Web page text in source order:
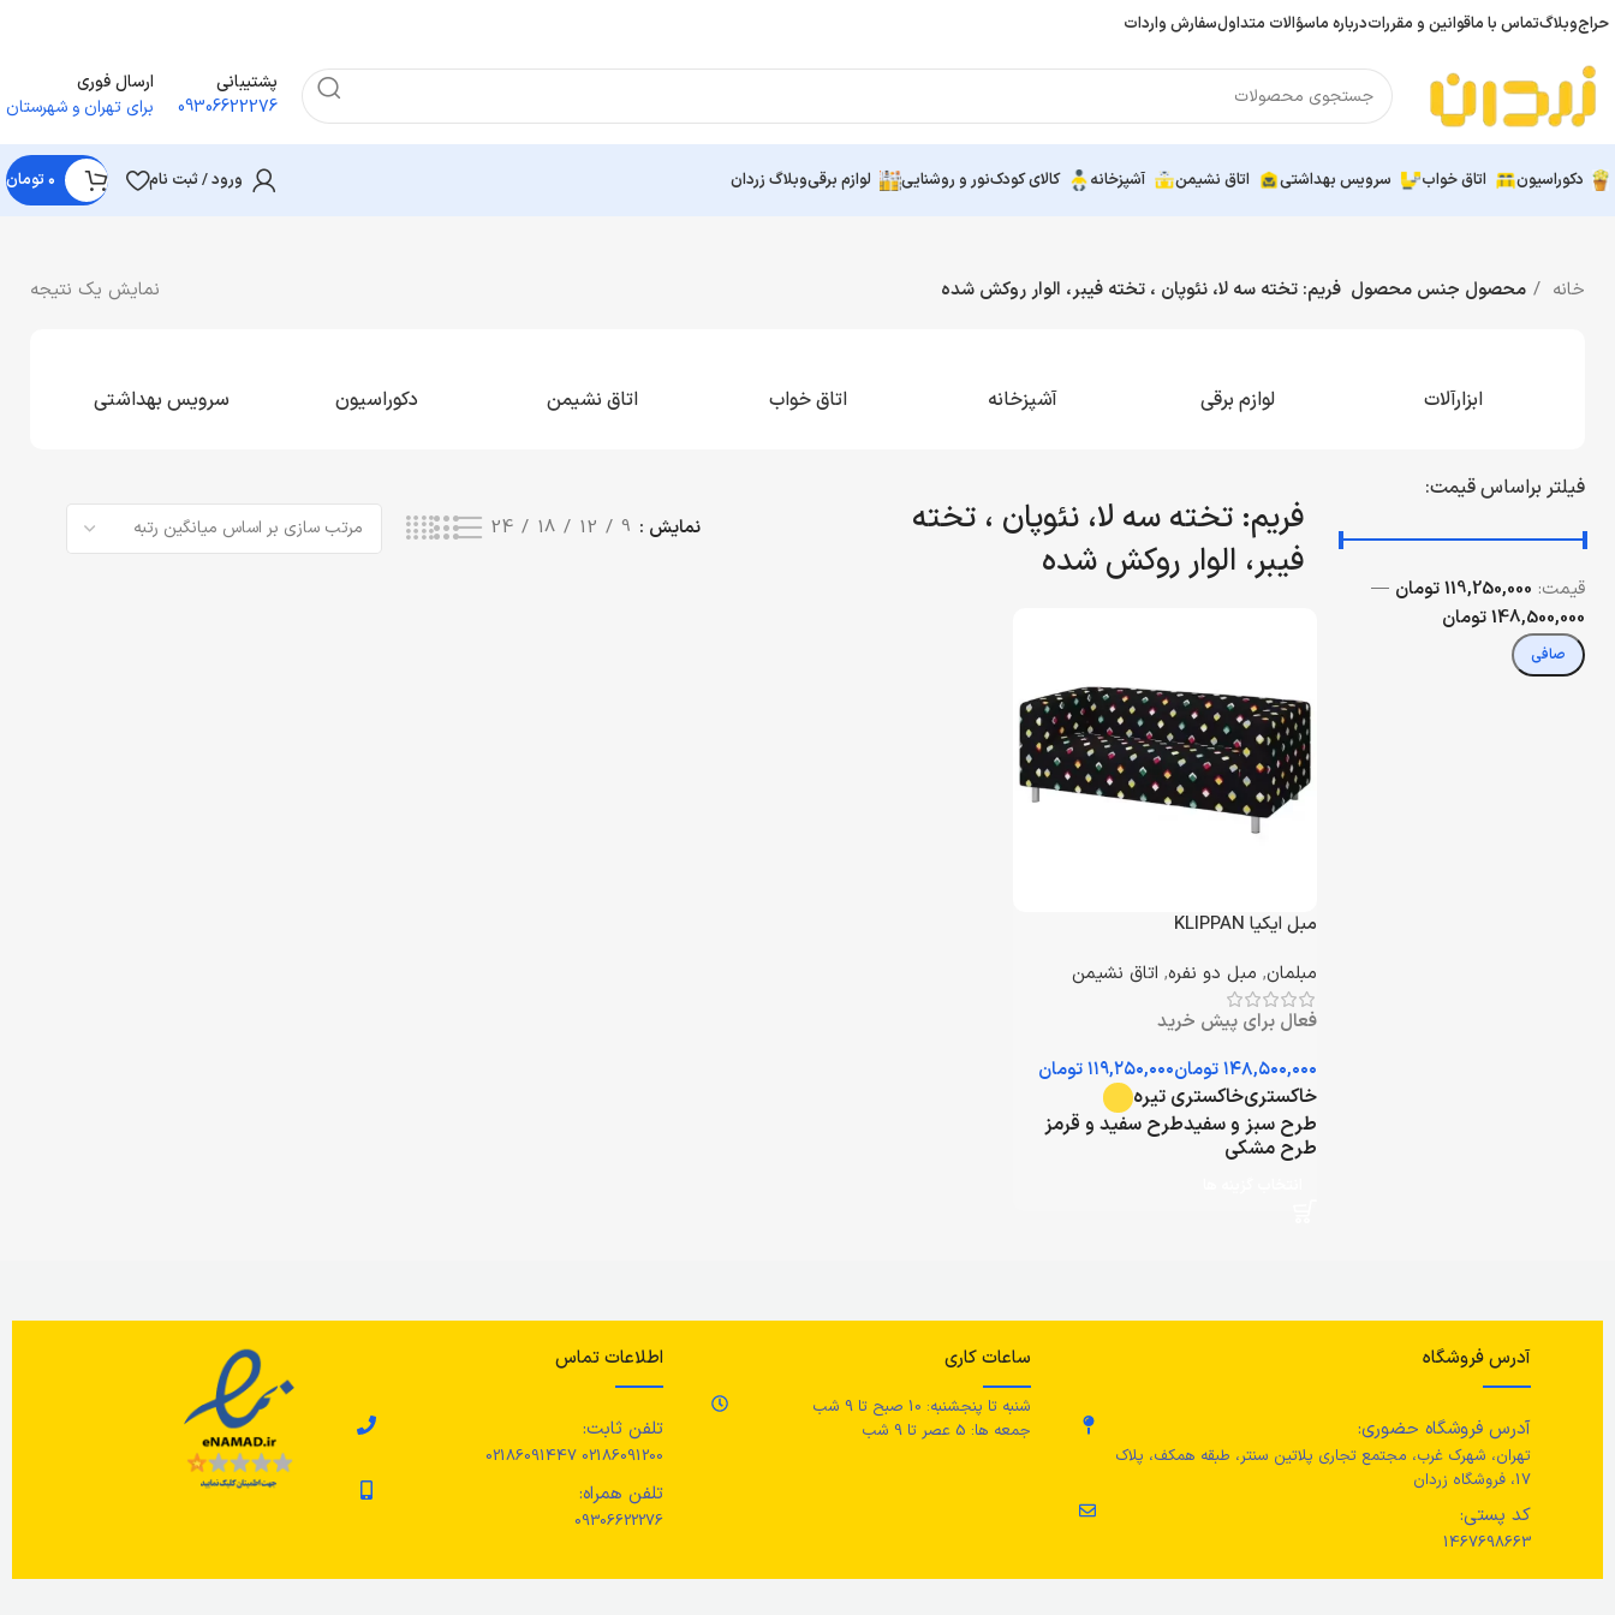
حراجوبلاگتماس با ماقوانین و مقرراتدرباره ماسؤالات متداولسفارش واردات
پشتیبانی
09306622276
ارسال فوری
برای تهران و شهرستان
دکوراسیون اتاق خواب سرویس بهداشتی اتاق نشیمن آشپزخانه کالای کودکنور و روشنایی لوازم برقیوبلاگ زردان ورود / ثبت نام ۰تومان
خانه محصول جنس محصول فریم: تخته سه لا، نئوپان ، تخته فیبر، الوار روکش شده نمایش یک نتیجه
ابزارآلات لوازم برقی آشپزخانه اتاق خواب اتاق نشیمن دکوراسیون سرویس بهداشتی
فیلتر براساس قیمت:
صافی
قيمت: 119,250,000 تومان
—
148,500,000 تومان
فریم: تخته سه لا، نئوپان ، تخته
فیبر، الوار روکش شده
نمایش 9
12
18
24
مبل ایکیا KLIPPAN
مبلمان, مبل دو نفره, اتاق نشیمن
فعال برای پیش خرید
تومان
تومان
خاکستریخاکستری تیره
طرح سبز و سفیدطرح سفید و قرمز
طرح مشکی
آدرس فروشگاه
آدرس فروشگاه حضوری:
تهران، شهرک غرب، مجتمع تجاری پلاتین سنتر، طبقه همکف، پلاک
17، فروشگاه زردان
کد پستی:
1467698663
ساعات کاری
شنبه تا پنجشنبه: 10 صبح تا 9 شب
جمعه ها: 5 عصر تا 9 شب
اطلاعات تماس
تلفن ثابت:
02186091200 02186091447
تلفن همراه:
09306622276